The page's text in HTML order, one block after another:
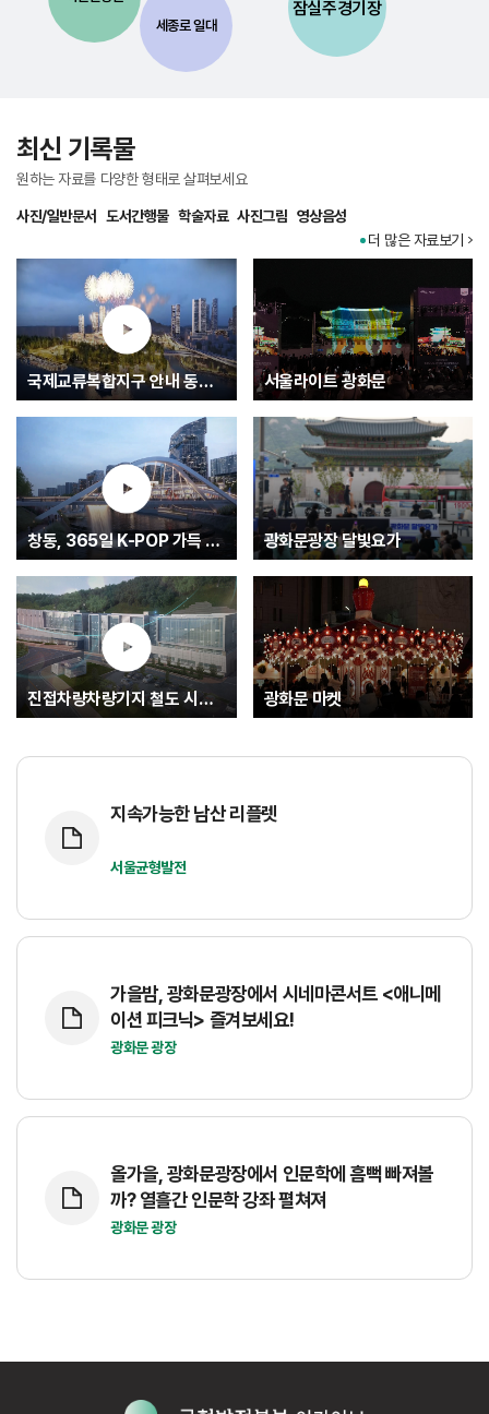
세종로 일대
잠실주경기장
최신 기록물
원하는 자료를 다양한 형태로 살펴보세요
더 많은 자료보기
사진/일반문서 도서간행물 학술자료 사진그림 영상음성
국제교류복합지구 안내 동영상
창동, 365일 K-POP 가득 글로벌 문화중심지로.... K-엔터타운
진접차량차량기지 철도 시험운행(최종)
서울라이트 광화문
광화문광장 달빛요가
광화문 마켓
지속가능한 남산 리플렛
서울균형발전
가을밤, 광화문광장에서 시네마콘서트 <애니메
이션 피크닉> 즐겨보세요!
광화문 광장
올가을, 광화문광장에서 인문학에 흠뻑 빠져볼
까? 열흘간 인문학 강좌 펼쳐져
광화문 광장